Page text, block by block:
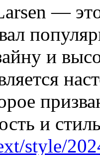
—
и
и
style/